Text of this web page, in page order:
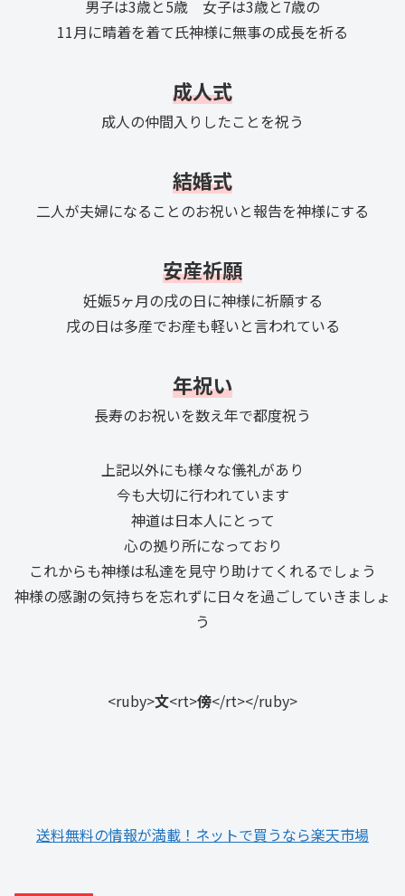
男子は3歳と5歳 女子は3歳と7歳の
11月に晴着を着て氏神様に無事の成長を祈る
成人式
成人の仲間入りしたことを祝う
結婚式
二人が夫婦になることのお祝いと報告を神様にする
安産祈願
妊娠5ヶ月の戌の日に神様に祈願する
戌の日は多産でお産も軽いと言われている
年祝い
長寿のお祝いを数え年で都度祝う
上記以外にも様々な儀礼があり
今も大切に行われています
神道は日本人にとって
心の拠り所になっており
これからも神様は私達を見守り助けてくれるでしょう
神様の感謝の気持ちを忘れずに日々を過ごしていきましょ
う
<ruby>文<rt>傍</rt></ruby>
送料無料の情報が満載！ネットで買うなら楽天市場